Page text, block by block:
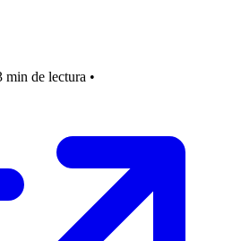
min de lectura •